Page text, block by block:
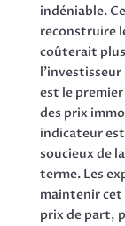
indéniable.
reconstruire
coûterait
est le
des prix
indicateur
soucieux de
terme. Les
maintenir cet
prix de part,